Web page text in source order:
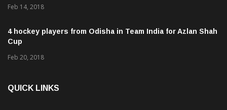
Feb 14, 2018
4 hockey players from Odisha in Team India for Azlan Shah
Cup
Feb 20, 2018
QUICK LINKS